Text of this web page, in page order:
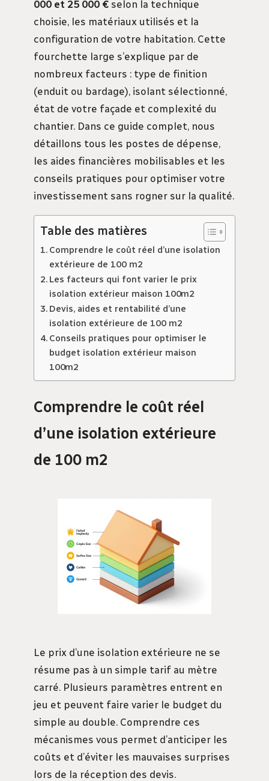
000 et 25 000 € selon la technique
choisie, les matériaux utilisés et la
configuration de votre habitation. Cette
fourchette large s’explique par de
nombreux facteurs : type de finition
(enduit ou bardage), isolant sélectionné,
état de votre façade et complexité du
chantier. Dans ce guide complet, nous
détaillons tous les postes de dépense,
les aides financières mobilisables et les
conseils pratiques pour optimiser votre
investissement sans rogner sur la qualité.
Table des matières
Comprendre le coût réel d’une isolation
extérieure de 100 m2
Les facteurs qui font varier le prix
isolation extérieur maison 100m2
Devis, aides et rentabilité d’une
isolation extérieure de 100 m2
Conseils pratiques pour optimiser le
budget isolation extérieur maison
100m2
Comprendre le coût réel
d’une isolation extérieure
de 100 m2
Le prix d’une isolation extérieure ne se
résume pas à un simple tarif au mètre
carré. Plusieurs paramètres entrent en
jeu et peuvent faire varier le budget du
simple au double. Comprendre ces
mécanismes vous permet d’anticiper les
coûts et d’éviter les mauvaises surprises
lors de la réception des devis.